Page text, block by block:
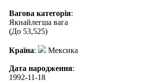
Вагова категорія:
Якнайлегша вага
(До 53,525)
Країна: Мексика
Дата народження:
1992-11-18